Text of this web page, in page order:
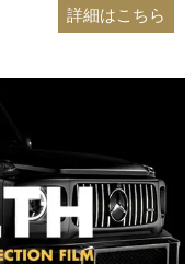
詳細はこちら